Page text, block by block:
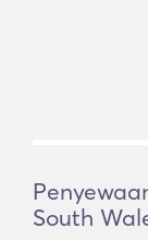
South